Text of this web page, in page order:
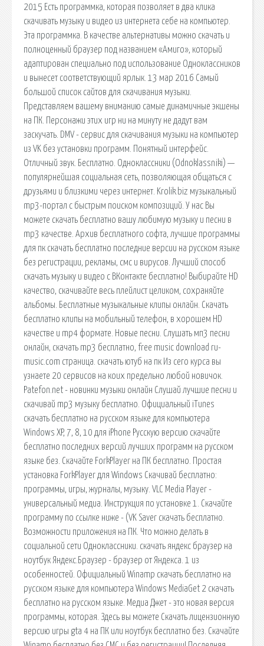
2015 Есть программка, которая позволяет в два клика
скачивать музыку и видео из интернета себе на компьютер.
Эта программка. В качестве альтернативы можно скачать и
полноценный браузер под названием «Амиго», который
адаптирован специально под использование Одноклассников
и вынесет соответствующий ярлык. 13 мар 2016 Самый
большой список сайтов для скачивания музыки.
Представляем вашему вниманию самые динамичные экшены
на ПК. Персонажи этих игр ни на минуту не дадут вам
заскучать. DMV - сервис для скачивания музыки на компьютер
из VK без установки программ. Понятный интерфейс.
Отличный звук. Бесплатно. Одноклассники (Odnoklassniki) —
популярнейшая социальная сеть, позволяющая общаться с
друзьями и близкими через интернет. Krolik.biz музыкальный
mp3-портал с быстрым поиском композиций. У нас Вы
можете скачать бесплатно вашу любимую музыку и песни в
mp3 качестве. Архив бесплатного софта, лучшие программы
для пк скачать бесплатно последние версии на русском языке
без регистрации, рекламы, смс и вирусов. Лучший способ
скачать музыку и видео с ВКонтакте бесплатно! Выбирайте HD
качество, скачивайте весь плейлист целиком, сохраняйте
альбомы. Бесплатные музыкальные клипы онлайн. Скачать
бесплатно клипы на мобильный телефон, в хорошем HD
качестве и mp4 формате. Новые песни. Слушать мп3 песни
онлайн, скачать mp3 бесплатно, free music download ru-
music.com страница. скачать ютуб на пк Из сего курса вы
узнаете 20 сервисов на коих предельно любой новичок.
Patefon.net - новинки музыки онлайн Слушай лучшие песни и
скачивай mp3 музыку бесплатно. Официальный iTunes
скачать бесплатно на русском языке для компьютера
Windows XP, 7, 8, 10 для iPhone Русскую версию скачайте
бесплатно последних версий лучших программ на русском
языке без. Скачайте ForkPlayer на ПК бесплатно. Простая
установка ForkPlayer для Windows Скачивай бесплатно:
программы, игры, журналы, музыку. VLC Media Player -
универсальный медиа. Инструкция по установке 1. Скачайте
программу по ссылке ниже - (VK Saver скачать бесплатно.
Возможности приложения на ПК. Что можно делать в
социальной сети Одноклассники. скачать яндекс браузер на
ноутбук Яндекс.Браузер - браузер от Яндекса. 1 из
особенностей. Официальный Winamp скачать бесплатно на
русском языке для компьютера Windows MediaGet 2 скачать
бесплатно на русском языке. Медиа Джет - это новая версия
программы, которая. Здесь вы можете Скачать лицензионную
версию игры gta 4 на ПК или ноутбук бесплатно без. Скачайте